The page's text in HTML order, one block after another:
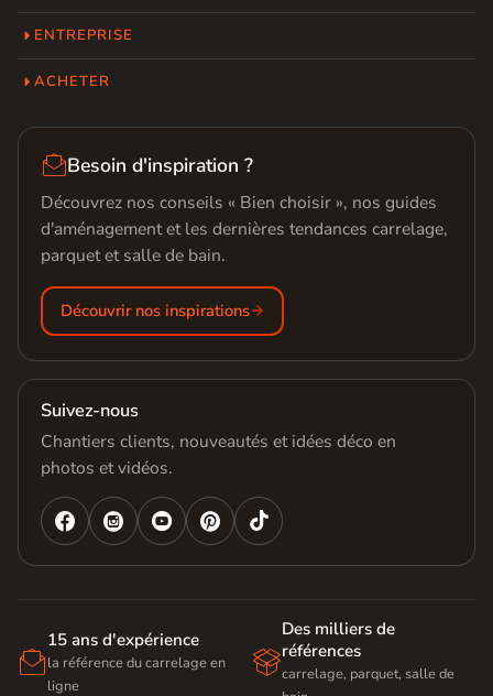
ENTREPRISE
ACHETER
Besoin d'inspiration ?
Découvrez nos conseils « Bien choisir », nos guides
d'aménagement et les dernières tendances carrelage,
parquet et salle de bain.
Découvrir nos inspirations
Suivez-nous
Chantiers clients, nouveautés et idées déco en
photos et vidéos.
   

15 ans d'expérience
la référence du carrelage en
ligne

Des milliers de
références
carrelage, parquet, salle de